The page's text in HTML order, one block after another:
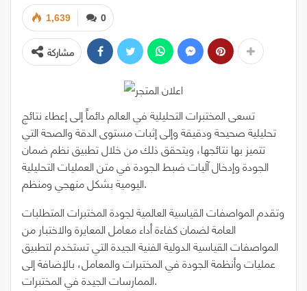
0
1,639
مشاركة
تسعى المختبرات التحليلية في العالم دائماً إلى إعطاء نتائج
تحليلية صحيحة ودقيقة وإلى إثبات مستوى الدقة والصحة التي
تتميز بها نتائجها، ويتحقق ذلك من خلال تطبيق نظم ضمان
الجودة وإدخال آليات ضبط الجودة في متن العمليات التحليلية
اليومية بشكل منهجي ومنظم.
وتقدم المواصفات القياسية العالمية لجودة المختبرات المتطلبات
العامة لضمان كفاءة أداء معامل المعايرة والاختبار من
المواصفات القياسية الدولية الفنية الجيدة التي تستخدم لتطبيق
عمليات وأنظمة الجودة في المختبرات والمعامل، بالإضافة إلى
الممارسات الجيدة في المختبرات.